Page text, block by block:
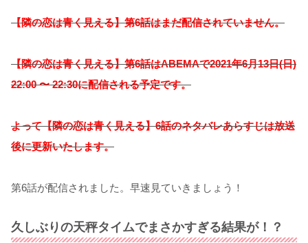
【隣の恋は青く見える】第6話はまだ配信されていません。
【隣の恋は青く見える】第6話はABEMAで2021年6月13日(日)
22:00 〜 22:30に配信される予定です。
よって【隣の恋は青く見える】6話のネタバレあらすじは放送
後に更新いたします。
第6話が配信されました。早速見ていきましょう！
久しぶりの天秤タイムでまさかすぎる結果が！？